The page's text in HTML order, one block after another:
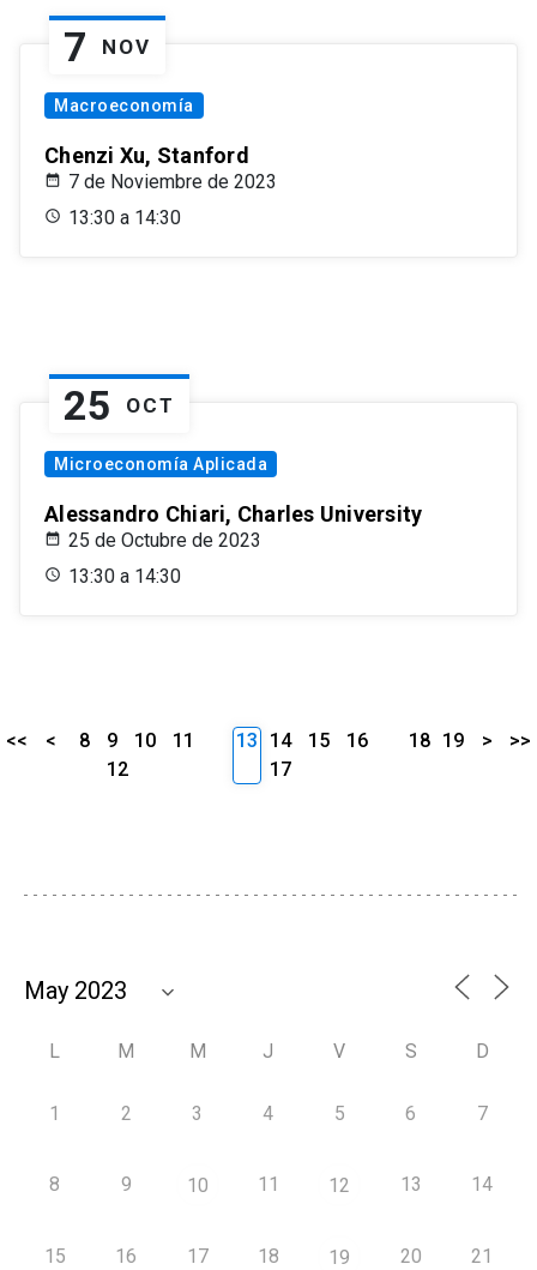
7 NOV
Macroeconomía
Chenzi Xu, Stanford
7 de Noviembre de 2023
13:30 a 14:30
25 OCT
Microeconomía Aplicada
Alessandro Chiari, Charles University
25 de Octubre de 2023
13:30 a 14:30
<< < 8 9 10
11
12
13 14 15
16
17
18 19 > >>
L M M J V S D
1 2 3 4 5 6 7
8 9 10 11 12 13 14
15 16 17 18 19 20 21